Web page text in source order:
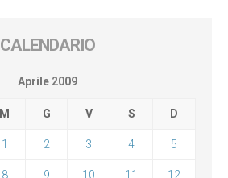
CALENDARIO
Aprile 2009
M G V S D
1 2 3 4 5
8 9 10 11 12